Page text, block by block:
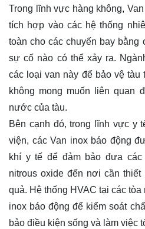
Trong lĩnh vực hàng không,
tích hợp vào các hệ thống
toàn cho các chuyến bay bằng
sự cố nào có thể xảy ra.
các loại van này để bảo vệ tàu
không mong muốn liên quan
nước của tàu.
Bên cạnh đó, trong lĩnh vực y
viện, các Van inox báo động
khí y tế để đảm bảo đưa
nitrous oxide đến nơi cần
quả. Hệ thống HVAC tại các
inox báo động để kiểm soát
bảo điều kiện sống và làm việc